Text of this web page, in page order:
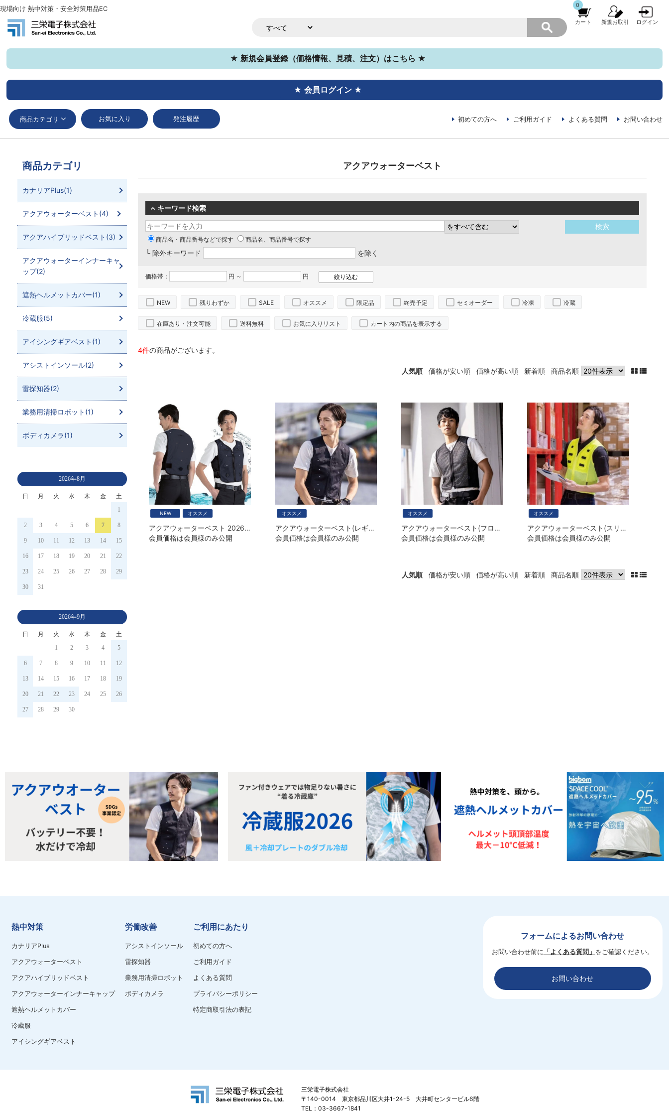
現場向け 熱中対策・安全対策用品EC 0
カート 新規お取引 ログイン
★ 新規会員登録（価格情報、見積、注文）はこちら ★
★ 会員ログイン ★
商品カテゴリ お気に入り 発注履歴 初めての方へ ご利用ガイド よくある質問 お問い合わせ
商品カテゴリ
カナリアPlus(1)
アクアウォーターベスト(4)
アクアハイブリッドベスト(3)
アクアウォーターインナーキャ
ップ(2)
遮熱ヘルメットカバー(1)
冷蔵服(5)
アイシングギアベスト(1)
アシストインソール(2)
雷探知器(2)
業務用清掃ロボット(1)
ボディカメラ(1)
2026年8月
日 月 火 水 木 金
土
1
2 3 4 5 6 7 8
9 10 11 12 13 14 15
16 17 18 19 20 21 22
23 24 25 26 27 28 29
30 31
2026年9月
日 月 火 水 木 金
土
1
2 3 4 5
6 7 8 9 10 11 12
13 14 15 16 17 18 19
20 21 22 23 24 25 26
27 28 29 30
アクアウォーターベスト
キーワード検索
商品名・商品番号などで探す 商品名、商品番号で探す
└ 除外キーワード を除く
価格帯： 円 ～ 円
NEW 残りわずか SALE オススメ 限定品 終売予定 セミオーダー 冷凍 冷蔵
在庫あり・注文可能 送料無料 お気に入りリスト カート内の商品を表示する
4件の商品がございます。
人気順 価格が安い順 価格が高い順 新着順 商品名順
NEW オススメ
アクアウォーターベスト 2026年度版
会員価格は会員様のみ公開
オススメ
アクアウォーターベスト(レギュラーモデル)
会員価格は会員様のみ公開
オススメ
アクアウォーターベスト(フロントメッシュ)
会員価格は会員様のみ公開
オススメ
アクアウォーターベスト(スリークオーターズ)
会員価格は会員様のみ公開
人気順 価格が安い順 価格が高い順 新着順 商品名順
熱中対策
カナリアPlus
アクアウォーターベスト
アクアハイブリッドベスト
アクアウォーターインナーキャップ
遮熱ヘルメットカバー
冷蔵服
アイシングギアベスト
労働改善
アシストインソール
雷探知器
業務用清掃ロボット
ボディカメラ
ご利用にあたり
初めての方へ
ご利用ガイド
よくある質問
プライバシーポリシー
特定商取引法の表記
フォームによるお問い合わせ
お問い合わせ前に 「よくある質問」 をご確認ください。
お問い合わせ
三栄電子株式会社
〒140-0014 東京都品川区大井1-24-5 大井町センタービル6階
TEL：03-3667-1841